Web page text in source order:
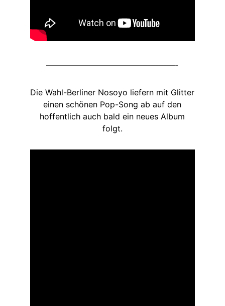
————————————————-
Die Wahl-Berliner Nosoyo liefern mit Glitter
einen schönen Pop-Song ab auf den
hoffentlich auch bald ein neues Album
folgt.